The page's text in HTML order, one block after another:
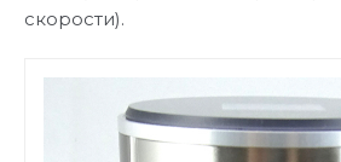
скорости).